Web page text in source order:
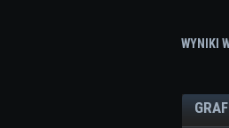
WYNIKI